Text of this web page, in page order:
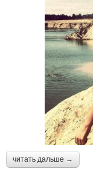
читать дальше →